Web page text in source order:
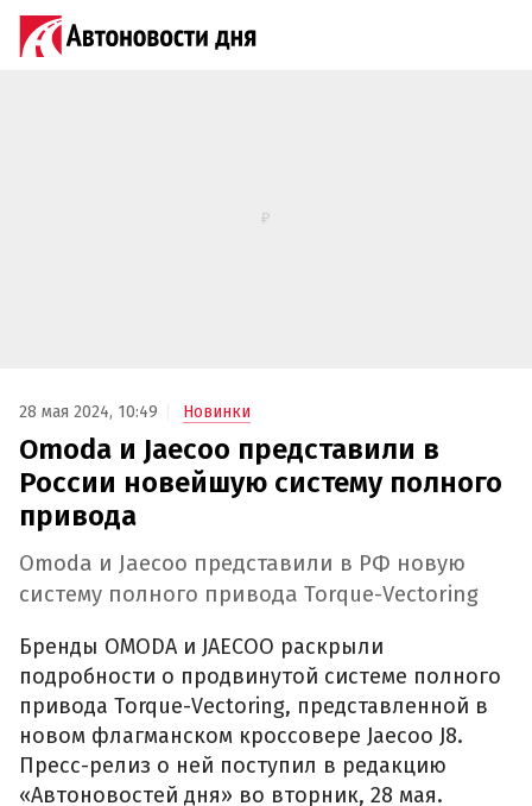
28 мая 2024, 10:49 Новинки
Omoda и Jaecoo представили в
России новейшую систему полного
привода
Omoda и Jaecoo представили в РФ новую
систему полного привода Torque-Vectoring
Бренды OMODA и JAECOO раскрыли
подробности о продвинутой системе полного
привода Torque-Vectoring, представленной в
новом флагманском кроссовере Jaecoo J8.
Пресс-релиз о ней поступил в редакцию
«Автоновостей дня» во вторник, 28 мая.